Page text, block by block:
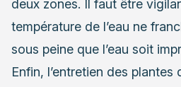
deux zones. Il faut être
température de l’eau ne
sous peine que l’eau soit
Enfin, l’entretien des plantes